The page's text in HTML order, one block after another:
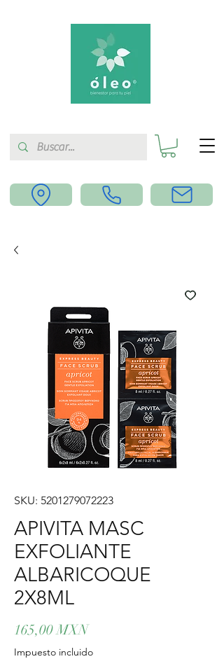
SKU: 5201279072223
APIVITA MASC
EXFOLIANTE
ALBARICOQUE
2X8ML
165,00 MXNPrecio
Impuesto incluido